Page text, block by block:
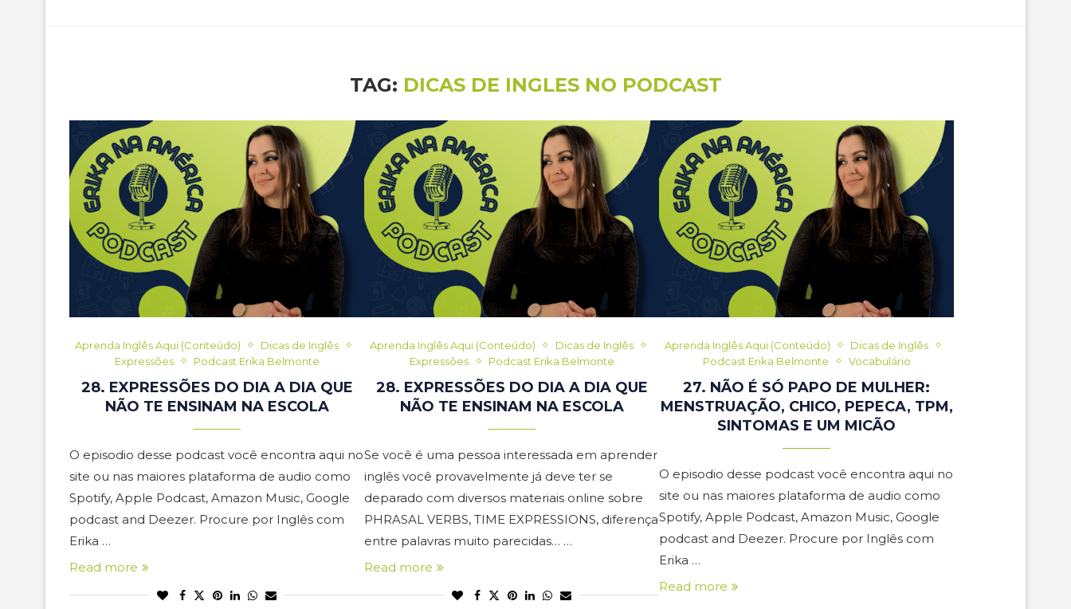
TAG: DICAS DE INGLES NO PODCAST
Aprenda Inglês Aqui (Conteúdo)
Dicas de Inglês
Expressões
Podcast Erika Belmonte
28. EXPRESSÕES DO DIA A DIA QUE
NÃO TE ENSINAM NA ESCOLA
O episodio desse podcast você encontra aqui no
site ou nas maiores plataforma de audio como
Spotify, Apple Podcast, Amazon Music, Google
podcast and Deezer. Procure por Inglês com
Erika …
Read more
Aprenda Inglês Aqui (Conteúdo)
Dicas de Inglês
Expressões
Podcast Erika Belmonte
28. EXPRESSÕES DO DIA A DIA QUE
NÃO TE ENSINAM NA ESCOLA
Se você é uma pessoa interessada em aprender
inglês você provavelmente já deve ter se
deparado com diversos materiais online sobre
PHRASAL VERBS, TIME EXPRESSIONS, diferença
entre palavras muito parecidas… …
Read more
Aprenda Inglês Aqui (Conteúdo)
Dicas de Inglês
Podcast Erika Belmonte
Vocabulário
27. NÃO É SÓ PAPO DE MULHER:
MENSTRUAÇÃO, CHICO, PEPECA, TPM,
SINTOMAS E UM MICÃO
O episodio desse podcast você encontra aqui no
site ou nas maiores plataforma de audio como
Spotify, Apple Podcast, Amazon Music, Google
podcast and Deezer. Procure por Inglês com
Erika …
Read more